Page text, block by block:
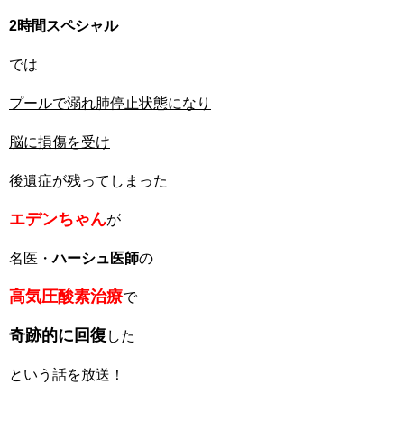
2時間スペシャル
では
プールで溺れ肺停止状態になり
脳に損傷を受け
後遺症が残ってしまった
エデンちゃんが
名医・ハーシュ医師の
高気圧酸素治療で
奇跡的に回復 した
という話を放送！